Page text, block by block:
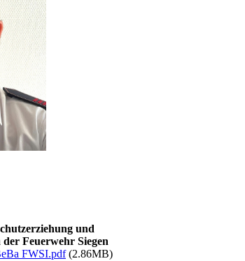
und
Feuerwehr Siegen
FWSI.pdf(2.86MB)